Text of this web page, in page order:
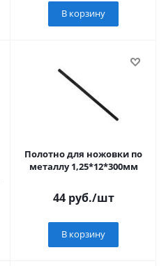
В корзину
Полотно для ножовки по
металлу 1,25*12*300мм
44руб./шт
В корзину